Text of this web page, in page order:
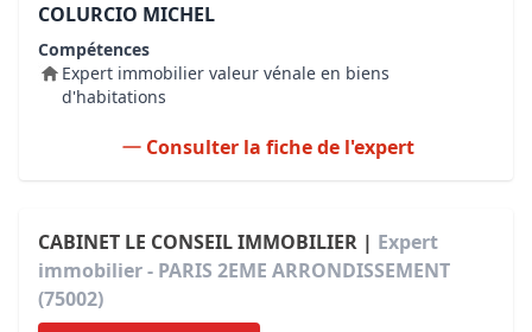
COLURCIO MICHEL
Compétences
Expert immobilier valeur vénale en biens
d'habitations
Consulter la fiche de l'expert
CABINET LE CONSEIL IMMOBILIER | Expert
immobilier - PARIS 2EME ARRONDISSEMENT
(75002)